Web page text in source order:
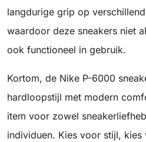
langdurige grip op
waardoor deze sneakers niet
ook functioneel in gebruik.
Kortom, de Nike P-6000
hardloopstijl met modern
item voor zowel
individuen. Kies voor stijl,